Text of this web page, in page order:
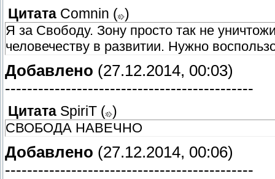
Цитата Comnin ( )
Я за Свободу. Зону просто так не
человечеству в развитии. Нужно
Добавлено (27.12.2014, 00:03)
---------------------------------------------
Цитата SpiriT ( )
СВОБОДА НАВЕЧНО
Добавлено (27.12.2014, 00:06)
---------------------------------------------